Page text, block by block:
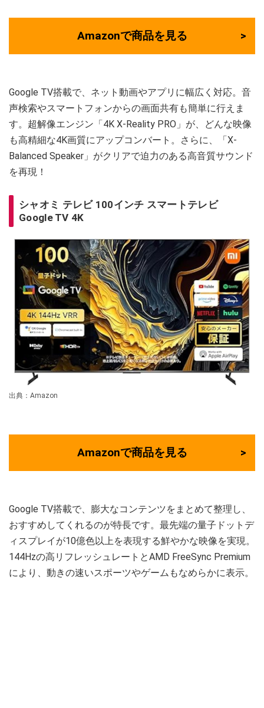
Amazonで商品を見る
Google TV搭載で、ネット動画やアプリに幅広く対応。音
声検索やスマートフォンからの画面共有も簡単に行えま
す。超解像エンジン「4K X-Reality PRO」が、どんな映像
も高精細な4K画質にアップコンバート。さらに、「X-
Balanced Speaker」がクリアで迫力のある高音質サウンド
を再現！
シャオミ テレビ 100インチ スマートテレビ
Google TV 4K
出典：Amazon
Amazonで商品を見る
Google TV搭載で、膨大なコンテンツをまとめて整理し、
おすすめしてくれるのが特長です。最先端の量子ドットデ
ィスプレイが10億色以上を表現する鮮やかな映像を実現。
144Hzの高リフレッシュレートとAMD FreeSync Premium
により、動きの速いスポーツやゲームもなめらかに表示。